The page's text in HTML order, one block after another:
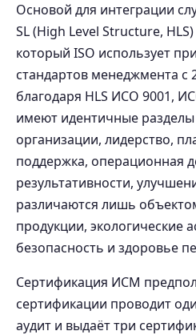
Основой для интеграции
SL (High Level Structure,
который ISO использует
стандартов менеджмента с
благодаря HLS ИСО 9001,
имеют идентичные разделы
организации, лидерство,
поддержка, операционная
результативности,
различаются лишь
продукции, экологические
безопасность и здоровье
Сертификация ИСМ
сертификации проводит
аудит и выдаёт три